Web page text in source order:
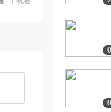
[8] 第四讲
[9] 第五讲
2139播放